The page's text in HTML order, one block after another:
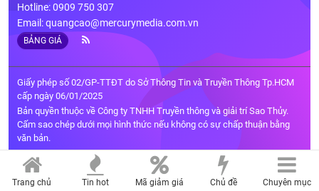
Hotline: 0909 750 307
Email:quangcao@mercurymedia.com.vn
BẢNG GIÁ
Giấy phép số 02/GP-TTĐT do Sở Thông Tin và Truyền Thông Tp.HCM
cấp ngày 06/01/2025
Bản quyền thuộc về Công ty TNHH Truyền thông và giải trí Sao Thủy.
Cấm sao chép dưới mọi hình thức nếu không có sự chấp thuận bằng
văn bản.
Trang chủ Tin hot Mã giảm giá Chủ đề Chuyên mục